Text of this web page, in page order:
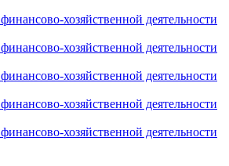
хозяйственной деятельности
хозяйственной деятельности
хозяйственной деятельности
хозяйственной деятельности
хозяйственной деятельности